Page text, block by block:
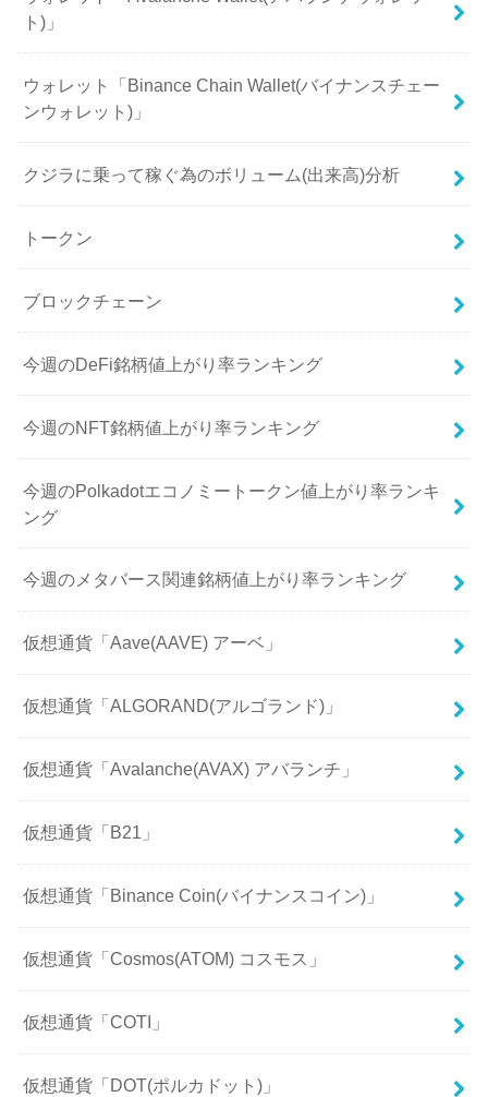
ト)」
ウォレット「Binance Chain Wallet(バイナンスチェー
ンウォレット)」
クジラに乗って稼ぐ為のボリューム(出来高)分析
トークン
ブロックチェーン
今週のDeFi銘柄値上がり率ランキング
今週のNFT銘柄値上がり率ランキング
今週のPolkadotエコノミートークン値上がり率ランキ
ング
今週のメタバース関連銘柄値上がり率ランキング
仮想通貨「Aave(AAVE) アーベ」
仮想通貨「ALGORAND(アルゴランド)」
仮想通貨「Avalanche(AVAX) アバランチ」
仮想通貨「B21」
仮想通貨「Binance Coin(バイナンスコイン)」
仮想通貨「Cosmos(ATOM) コスモス」
仮想通貨「COTI」
仮想通貨「DOT(ポルカドット)」